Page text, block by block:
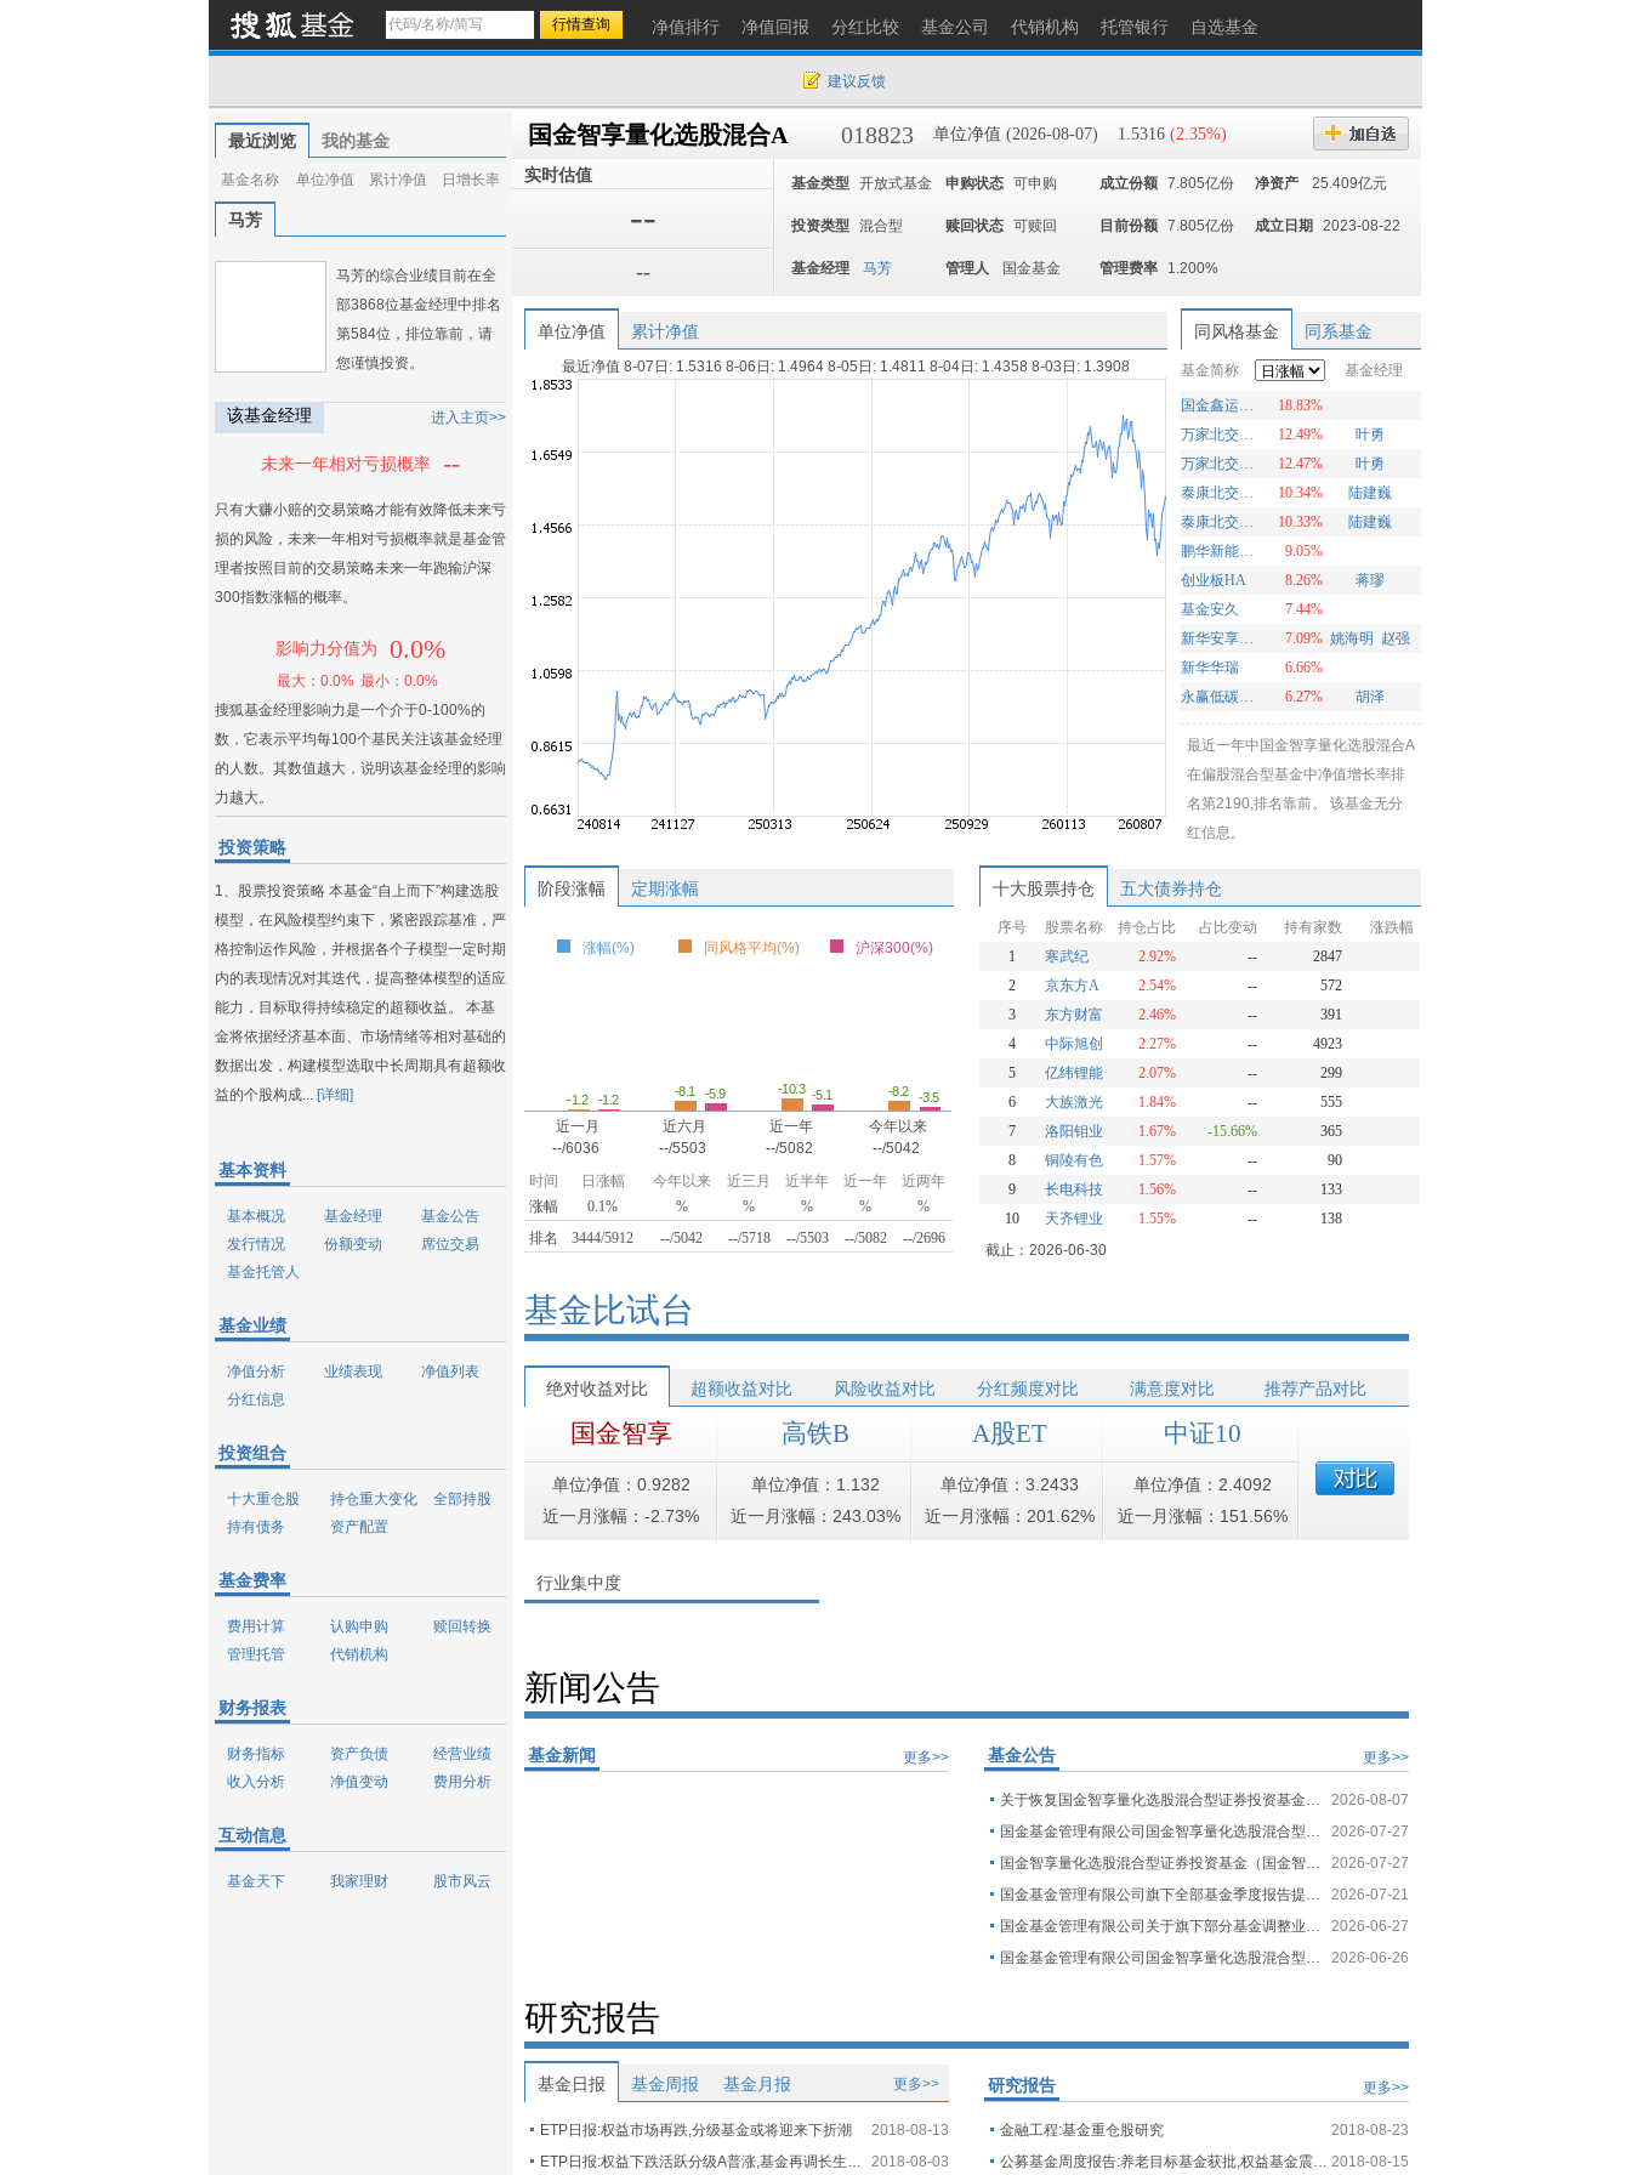
净值排行 净值回报 分红比较 基金公司 代销机构 托管银行 自选基金
建议反馈
最近浏览 我的基金
基金名称 单位净值 累计净值 日增长率
马芳
马芳的综合业绩目前在全
部3868位基金经理中排名
第584位，排位靠前，请
您谨慎投资。
该基金经理 进入主页>>
未来一年相对亏损概率 --
只有大赚小赔的交易策略才能有效降低未来亏
损的风险，未来一年相对亏损概率就是基金管
理者按照目前的交易策略未来一年跑输沪深
300指数涨幅的概率。
影响力分值为 0.0%
最大：0.0% 最小：0.0%
搜狐基金经理影响力是一个介于0-100%的
数，它表示平均每100个基民关注该基金经理
的人数。其数值越大，说明该基金经理的影响
力越大。
投资策略
1、股票投资策略 本基金“自上而下”构建选股
模型，在风险模型约束下，紧密跟踪基准，严
格控制运作风险，并根据各个子模型一定时期
内的表现情况对其迭代，提高整体模型的适应
能力，目标取得持续稳定的超额收益。 本基
金将依据经济基本面、市场情绪等相对基础的
数据出发，构建模型选取中长周期具有超额收
益的个股构成... [详细]
基本资料
基本概况 基金经理
基金公告
发行情况
份额变动
席位交易
基金托管人
基金业绩
净值分析 业绩表现
净值列表
分红信息
投资组合
十大重仓股 持仓重大变化
全部持股
持有债务
资产配置
基金费率
费用计算 认购申购
赎回转换
管理托管
代销机构
财务报表
财务指标 资产负债
经营业绩
收入分析
净值变动 费用分析
互动信息
基金天下 我家理财 股市风云
国金智享量化选股混合A 018823 单位净值 (2026-08-07) 1.5316 (2.35%)
实时估值
--
--
基金类型 开放式基金 申购状态 可申购 成立份额 7.805亿份 净资产 25.409亿元
投资类型 混合型 赎回状态 可赎回 目前份额 7.805亿份 成立日期 2023-08-22
基金经理 马芳 管理人 国金基金 管理费率 1.200%
单位净值 累计净值
最近净值 8-07日: 1.5316 8-06日: 1.4964 8-05日: 1.4811 8-04日: 1.4358 8-03日: 1.3908
同风格基金 同系基金
基金简称 基金经理
国金鑫运灵活配置
18.83%
万家北交所慧选两年定期开放混合A
12.49%
叶勇
万家北交所慧选两年定期开放混合C
12.47%
叶勇
泰康北交所精选两年定开混合发起A
10.34%
陆建巍
泰康北交所精选两年定开混合发起C
10.33%
陆建巍
鹏华新能源混合
9.05%
创业板HA
8.26%
蒋璆
基金安久
7.44%
新华安享多裕定开混合
7.09% 姚海明
赵强
新华华瑞
6.66%
永赢低碳环保智选混合发起A
6.27% 胡泽
最近一年中国金智享量化选股混合A
在偏股混合型基金中净值增长率排
名第2190,排名靠前。 该基金无分
红信息。
阶段涨幅 定期涨幅
涨幅(%) 同风格平均(%) 沪深300(%)
-1.2 -1.2
近一月
--/6036
-8.1 -5.9
近六月
--/5503
-10.3 -5.1
近一年
--/5082
-8.2 -3.5
今年以来
--/5042
时间
日涨幅 今年以来 近三月 近半年 近一年
近两年
涨幅
0.1% % % % %
%
排名
3444/5912 --/5042 --/5718 --/5503 --/5082 --/2696
十大股票持仓 五大债券持仓
序号 股票名称 持仓占比 占比变动 持有家数
涨跌幅
1
寒武纪 2.92% --
2847
2
京东方A 2.54% --
572
3
东方财富 2.46% --
391
4
中际旭创 2.27% --
4923
5
亿纬锂能 2.07% --
299
6
大族激光 1.84% --
555
7
洛阳钼业 1.67% -15.66%
365
8
铜陵有色 1.57% --
90
9
长电科技 1.56% --
133
10
天齐锂业 1.55% --
138
截止：2026-06-30
基金比试台
绝对收益对比 超额收益对比 风险收益对比 分红频度对比 满意度对比 推荐产品对比
国金智享
单位净值：0.9282
近一月涨幅：-2.73%
高铁B
单位净值：1.132
近一月涨幅：243.03%
A股ET
单位净值：3.2433
近一月涨幅：201.62%
中证10
单位净值：2.4092
近一月涨幅：151.56%
行业集中度
新闻公告
更多>>
基金新闻 更多>>
基金公告
2026-08-07
关于恢复国金智享量化选股混合型证券投资基金大额申购、转换转入、定期定额投资业务的公告
2026-07-27
国金基金管理有限公司国金智享量化选股混合型证券投资基金招募说明书(更新)
2026-07-27
国金智享量化选股混合型证券投资基金（国金智享量化选股混合A份额）基金产品资料概要（更新）
2026-07-21
国金基金管理有限公司旗下全部基金季度报告提示性公告
2026-06-27
国金基金管理有限公司关于旗下部分基金调整业绩比较基准并修订基金合同等法律文件的公告
2026-06-26
国金基金管理有限公司国金智享量化选股混合型证券投资基金基金合同
研究报告
基金日报 基金周报 基金月报 更多>>
2018-08-13
ETP日报:权益市场再跌,分级基金或将迎来下折潮
2018-08-03
ETP日报:权益下跌活跃分级A普涨,基金再调长生生物估值
更多>>
研究报告
2018-08-23
金融工程:基金重仓股研究
2018-08-15
公募基金周度报告:养老目标基金获批,权益基金震荡反弹